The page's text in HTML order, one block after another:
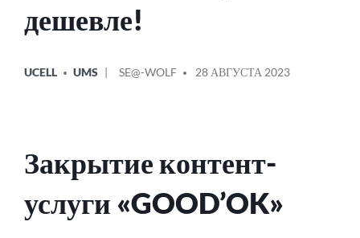
дешевле!
В
UCELL UMS
ОТ
SE@-WOLF 28 АВГУСТА 2023
Закрытие контент-
услуги «GOOD’OK»